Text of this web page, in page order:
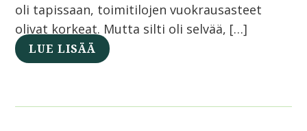
oli tapissaan, toimitilojen vuokrausasteet
olivat korkeat. Mutta silti oli selvää, […]
LUE LISÄÄ